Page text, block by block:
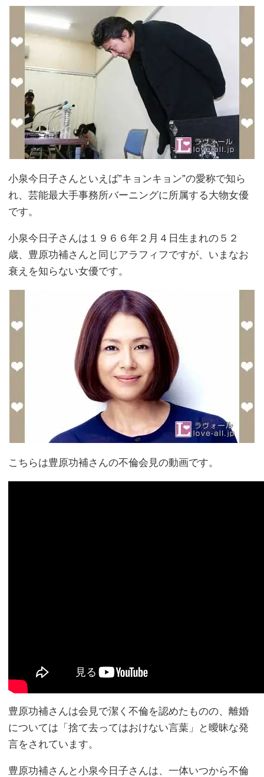
小泉今日子さんといえば”キョンキョン”の愛称で知ら
れ、芸能最大手事務所バーニングに所属する大物女優
です。
小泉今日子さんは１９６６年２月４日生まれの５２
歳、豊原功補さんと同じアラフィフですが、いまなお
衰えを知らない女優です。
こちらは豊原功補さんの不倫会見の動画です。
豊原功補さんは会見で潔く不倫を認めたものの、離婚
については「捨て去ってはおけない言葉」と曖昧な発
言をされています。
豊原功補さんと小泉今日子さんは、一体いつから不倫